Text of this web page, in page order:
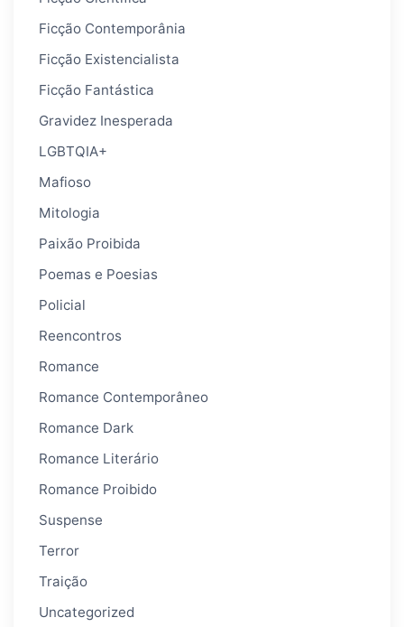
Ficção Contemporânia
Ficção Existencialista
Ficção Fantástica
Gravidez Inesperada
LGBTQIA+
Mafioso
Mitologia
Paixão Proibida
Poemas e Poesias
Policial
Reencontros
Romance
Romance Contemporâneo
Romance Dark
Romance Literário
Romance Proibido
Suspense
Terror
Traição
Uncategorized